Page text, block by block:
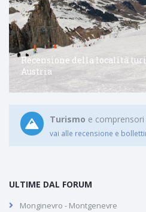
Recensione della località
Austria
Turismo e comprensori
vai alle recensione e
ULTIME DAL FORUM
Monginevro - Montgenevre